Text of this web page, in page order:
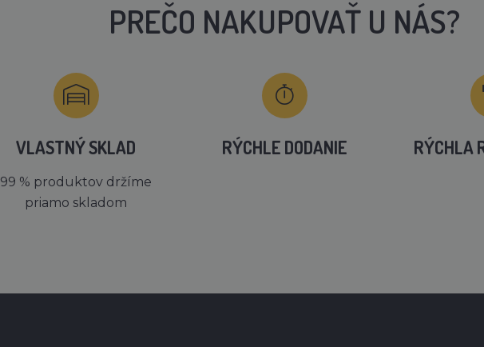
PREČO NAKUPOVAŤ U NÁS?
VLASTNÝ SKLAD
99 % produktov držíme
priamo skladom
RÝCHLE DODANIE RÝCHLA